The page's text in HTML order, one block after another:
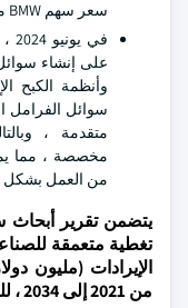
سعر سهم BMW من انخفاض حاد.
سوائل الفرامل
مخصصة ، مما
من العمل
يتضمن تقرير أبحاث
تغطية متعمقة
الإيرادات (مليون
من 2021 إلى 2034 ، للقطاعات التالية.